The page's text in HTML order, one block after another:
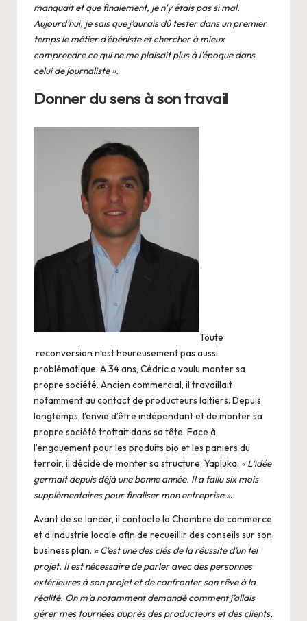
manquait et que finalement, je n’y étais pas si mal.
Aujourd’hui, je sais que j’aurais dû tester dans un premier
temps le métier d’ébéniste et chercher à mieux
comprendre ce qui ne me plaisait plus à l’époque dans
celui de journaliste ».
Donner du sens à son travail
Toute
reconversion n’est heureusement pas aussi
problématique. A 34 ans, Cédric a voulu monter sa
propre société. Ancien commercial, il travaillait
notamment au contact de producteurs laitiers. Depuis
longtemps, l’envie d’être indépendant et de monter sa
propre société trottait dans sa tête. Face à
l’engouement pour les produits bio et les paniers du
terroir, il décide de monter sa structure, Yapluka. « L’idée
germait depuis déjà une bonne année. Il a fallu six mois
supplémentaires pour finaliser mon entreprise ».
Avant de se lancer, il contacte la Chambre de commerce
et d’industrie locale afin de recueillir des conseils sur son
business plan. « C’est une des clés de la réussite d’un tel
projet. Il est nécessaire de parler avec des personnes
extérieures à son projet et de confronter son rêve à la
réalité. On m’a notamment demandé comment j’allais
gérer mes tournées auprès des producteurs et des clients,